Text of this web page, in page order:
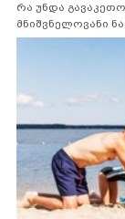
რა უნდა
მნიშვნელოვანი